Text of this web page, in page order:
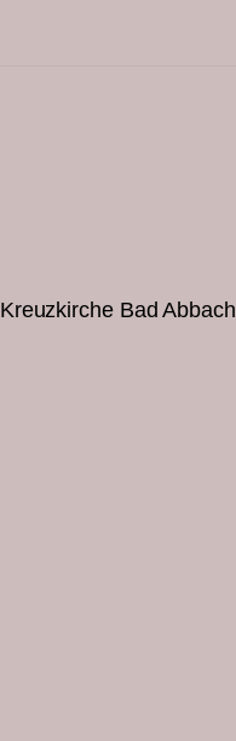
Kreuzkirche Bad Abbach